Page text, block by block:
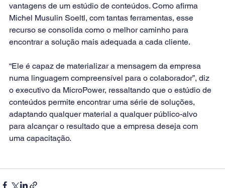
vantagens de um estúdio de conteúdos. Como afirma
Michel Musulin Soeltl, com tantas ferramentas, esse
recurso se consolida como o melhor caminho para
encontrar a solução mais adequada a cada cliente.
“Ele é capaz de materializar a mensagem da empresa
numa linguagem compreensível para o colaborador”, diz
o executivo da MicroPower, ressaltando que o estúdio de
conteúdos permite encontrar uma série de soluções,
adaptando qualquer material a qualquer público-alvo
para alcançar o resultado que a empresa deseja com
uma capacitação.